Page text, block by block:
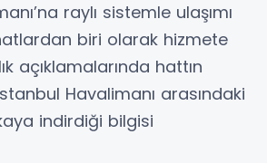
raylı sistemle ulaşımı
biri olarak hizmete
açıklamalarında hattın
Havalimanı arasındaki
indirdiği bilgisi